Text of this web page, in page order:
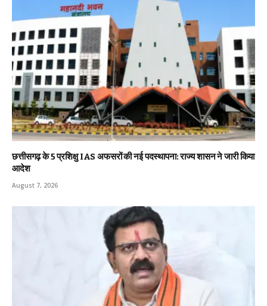
छत्तीसगढ़ के 5 प्रशिक्षु IAS अफसरों की नई पदस्थापना: राज्य शासन ने जारी किया
आदेश
August 7, 2026